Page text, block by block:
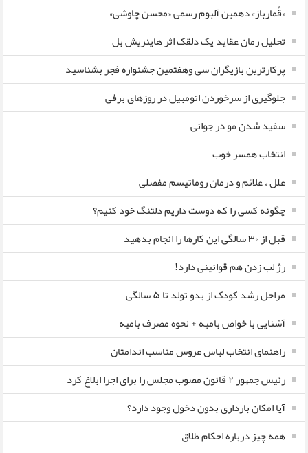
«قُمارباز» دهمین آلبوم رسمی «محسن چاوشی»
تحلیل رمان عقاید یک دلقک اثر هاینریش بل
پرکارترین بازیگران سی وهفتمین جشنواره فجر بشناسید
جلوگیری از سرخوردن اتومبیل در روزهای برفی
سفید شدن مو در جوانی
انتخاب همسر خوب
علل ، علائم و درمان روماتیسم مفصلی
چگونه کسی را که دوست داریم دلتنگ خود کنیم؟
قبل از ۳۰ سالگی این کارها را انجام بدهید
رژ لب زدن هم قوانینی دارد!
مراحل رشد کودک از بدو تولد تا ۵ سالگی
آشنایی با خواص بامیه + نحوه مصرف بامیه
راهنمای انتخاب لباس عروس مناسب اندامتان
رئیس جمهور ۲ قانون مصوب مجلس را برای اجرا ابلاغ کرد
آیا امکان بارداری بدون دخول وجود دارد؟
همه چیز درباره احکام طلاق